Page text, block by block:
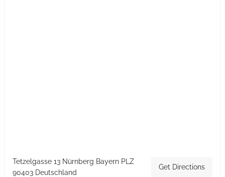
Tetzelgasse 13 Nürnberg Bayern PLZ
90403 Deutschland
Get Directions